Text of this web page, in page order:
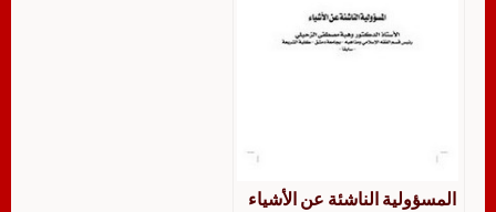
المسؤولية الناشئة عن الأشياء